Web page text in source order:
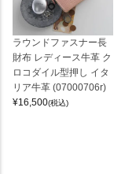
ラウンドファスナー長
財布 レディース牛革 ク
ロコダイル型押し イタ
リア牛革 (07000706r)
¥16,500(税込)